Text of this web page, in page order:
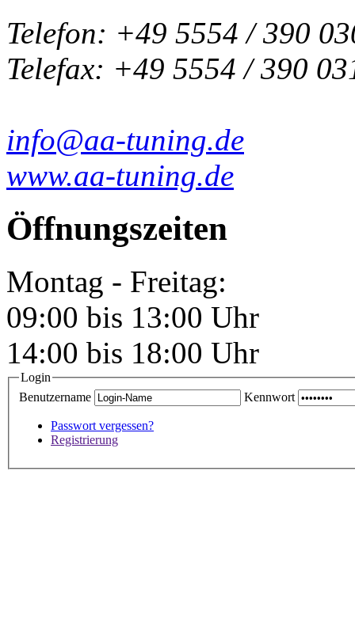
Telefon: +49 5554 / 390
Telefax: +49 5554 / 390
info@aa-tuning.de
www.aa-tuning.de
Öffnungszeiten
Montag - Freitag:
09:00 bis 13:00 Uhr
14:00 bis 18:00 Uhr
Login
Benutzername
Kennwort
Passwort vergessen?
Registrierung